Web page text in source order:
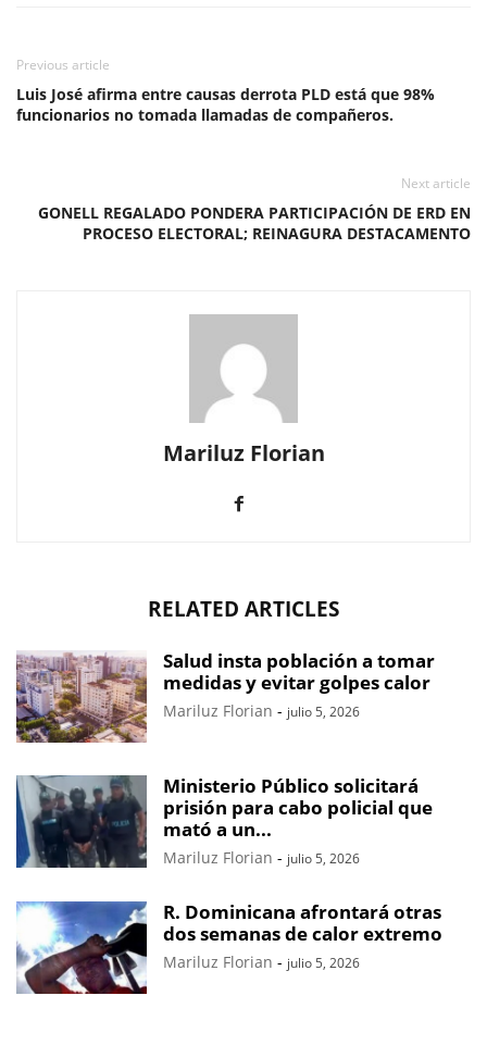
Previous article
Luis José afirma entre causas derrota PLD está que 98%
funcionarios no tomada llamadas de compañeros.
Next article
GONELL REGALADO PONDERA PARTICIPACIÓN DE ERD EN
PROCESO ELECTORAL; REINAGURA DESTACAMENTO
Mariluz Florian
RELATED ARTICLES
Salud insta población a tomar
medidas y evitar golpes calor
Mariluz Florian - julio 5, 2026
Ministerio Público solicitará
prisión para cabo policial que
mató a un...
Mariluz Florian - julio 5, 2026
R. Dominicana afrontará otras
dos semanas de calor extremo
Mariluz Florian - julio 5, 2026